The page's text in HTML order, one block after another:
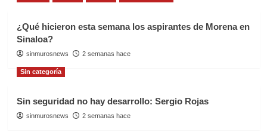
¿Qué hicieron esta semana los aspirantes de Morena en
Sinaloa?
sinmurosnews 2 semanas hace
Sin categoría
Sin seguridad no hay desarrollo: Sergio Rojas
sinmurosnews 2 semanas hace